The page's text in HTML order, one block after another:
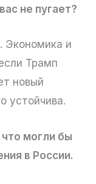
не пугает?
Экономика и
Трамп
новый
устойчива.
могли бы
в России.